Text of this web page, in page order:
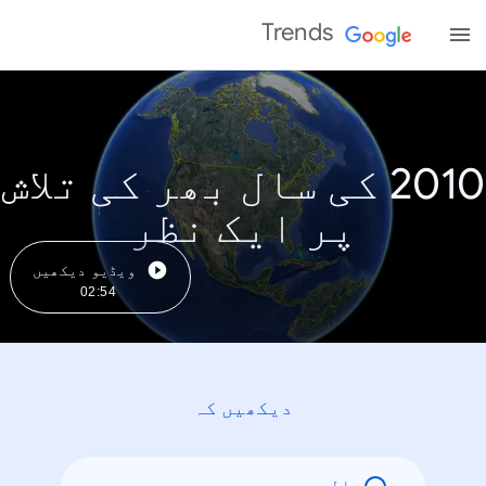
Trends
2010 کی سال بھر کی تلاش
پر ایک نظر
ویڈیو دیکھیں
02:54
دیکھیں کہ